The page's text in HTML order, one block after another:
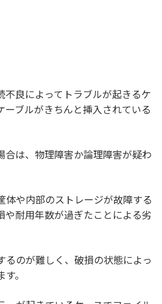
不良によってトラブルが起きるケ
ーブルがきちんと挿入されている
合は、物理障害か論理障害が疑わ
体や内部のストレージが故障する
や耐用年数が過ぎたことによる劣
るのが難しく、破損の状態によっ
。